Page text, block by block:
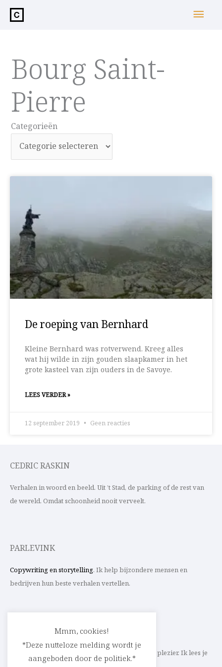
inhoud
Bourg Saint-
Pierre
Categorieën
Categorieën
De roeping van Bernhard
Kleine Bernhard was rotverwend. Kreeg alles
wat hij wilde in zijn gouden slaapkamer in het
grote kasteel van zijn ouders in de Savoye.
LEES VERDER »
12 september 2019 Geen reacties
CEDRIC RASKIN
Verhalen in woord en beeld. Uit ’t Stad, de parking of de rest van
de wereld. Omdat schoonheid nooit verveelt.
PARLEVINK
Copywriting en storytelling. Ik help bijzondere mensen en
bedrijven hun beste verhalen vertellen.
Schrijf ik straks mee aan jouw verhaal? Met veel plezier. Ik lees je
Mmm, cookies!
*Deze nutteloze melding wordt je
aangeboden door de politiek.*